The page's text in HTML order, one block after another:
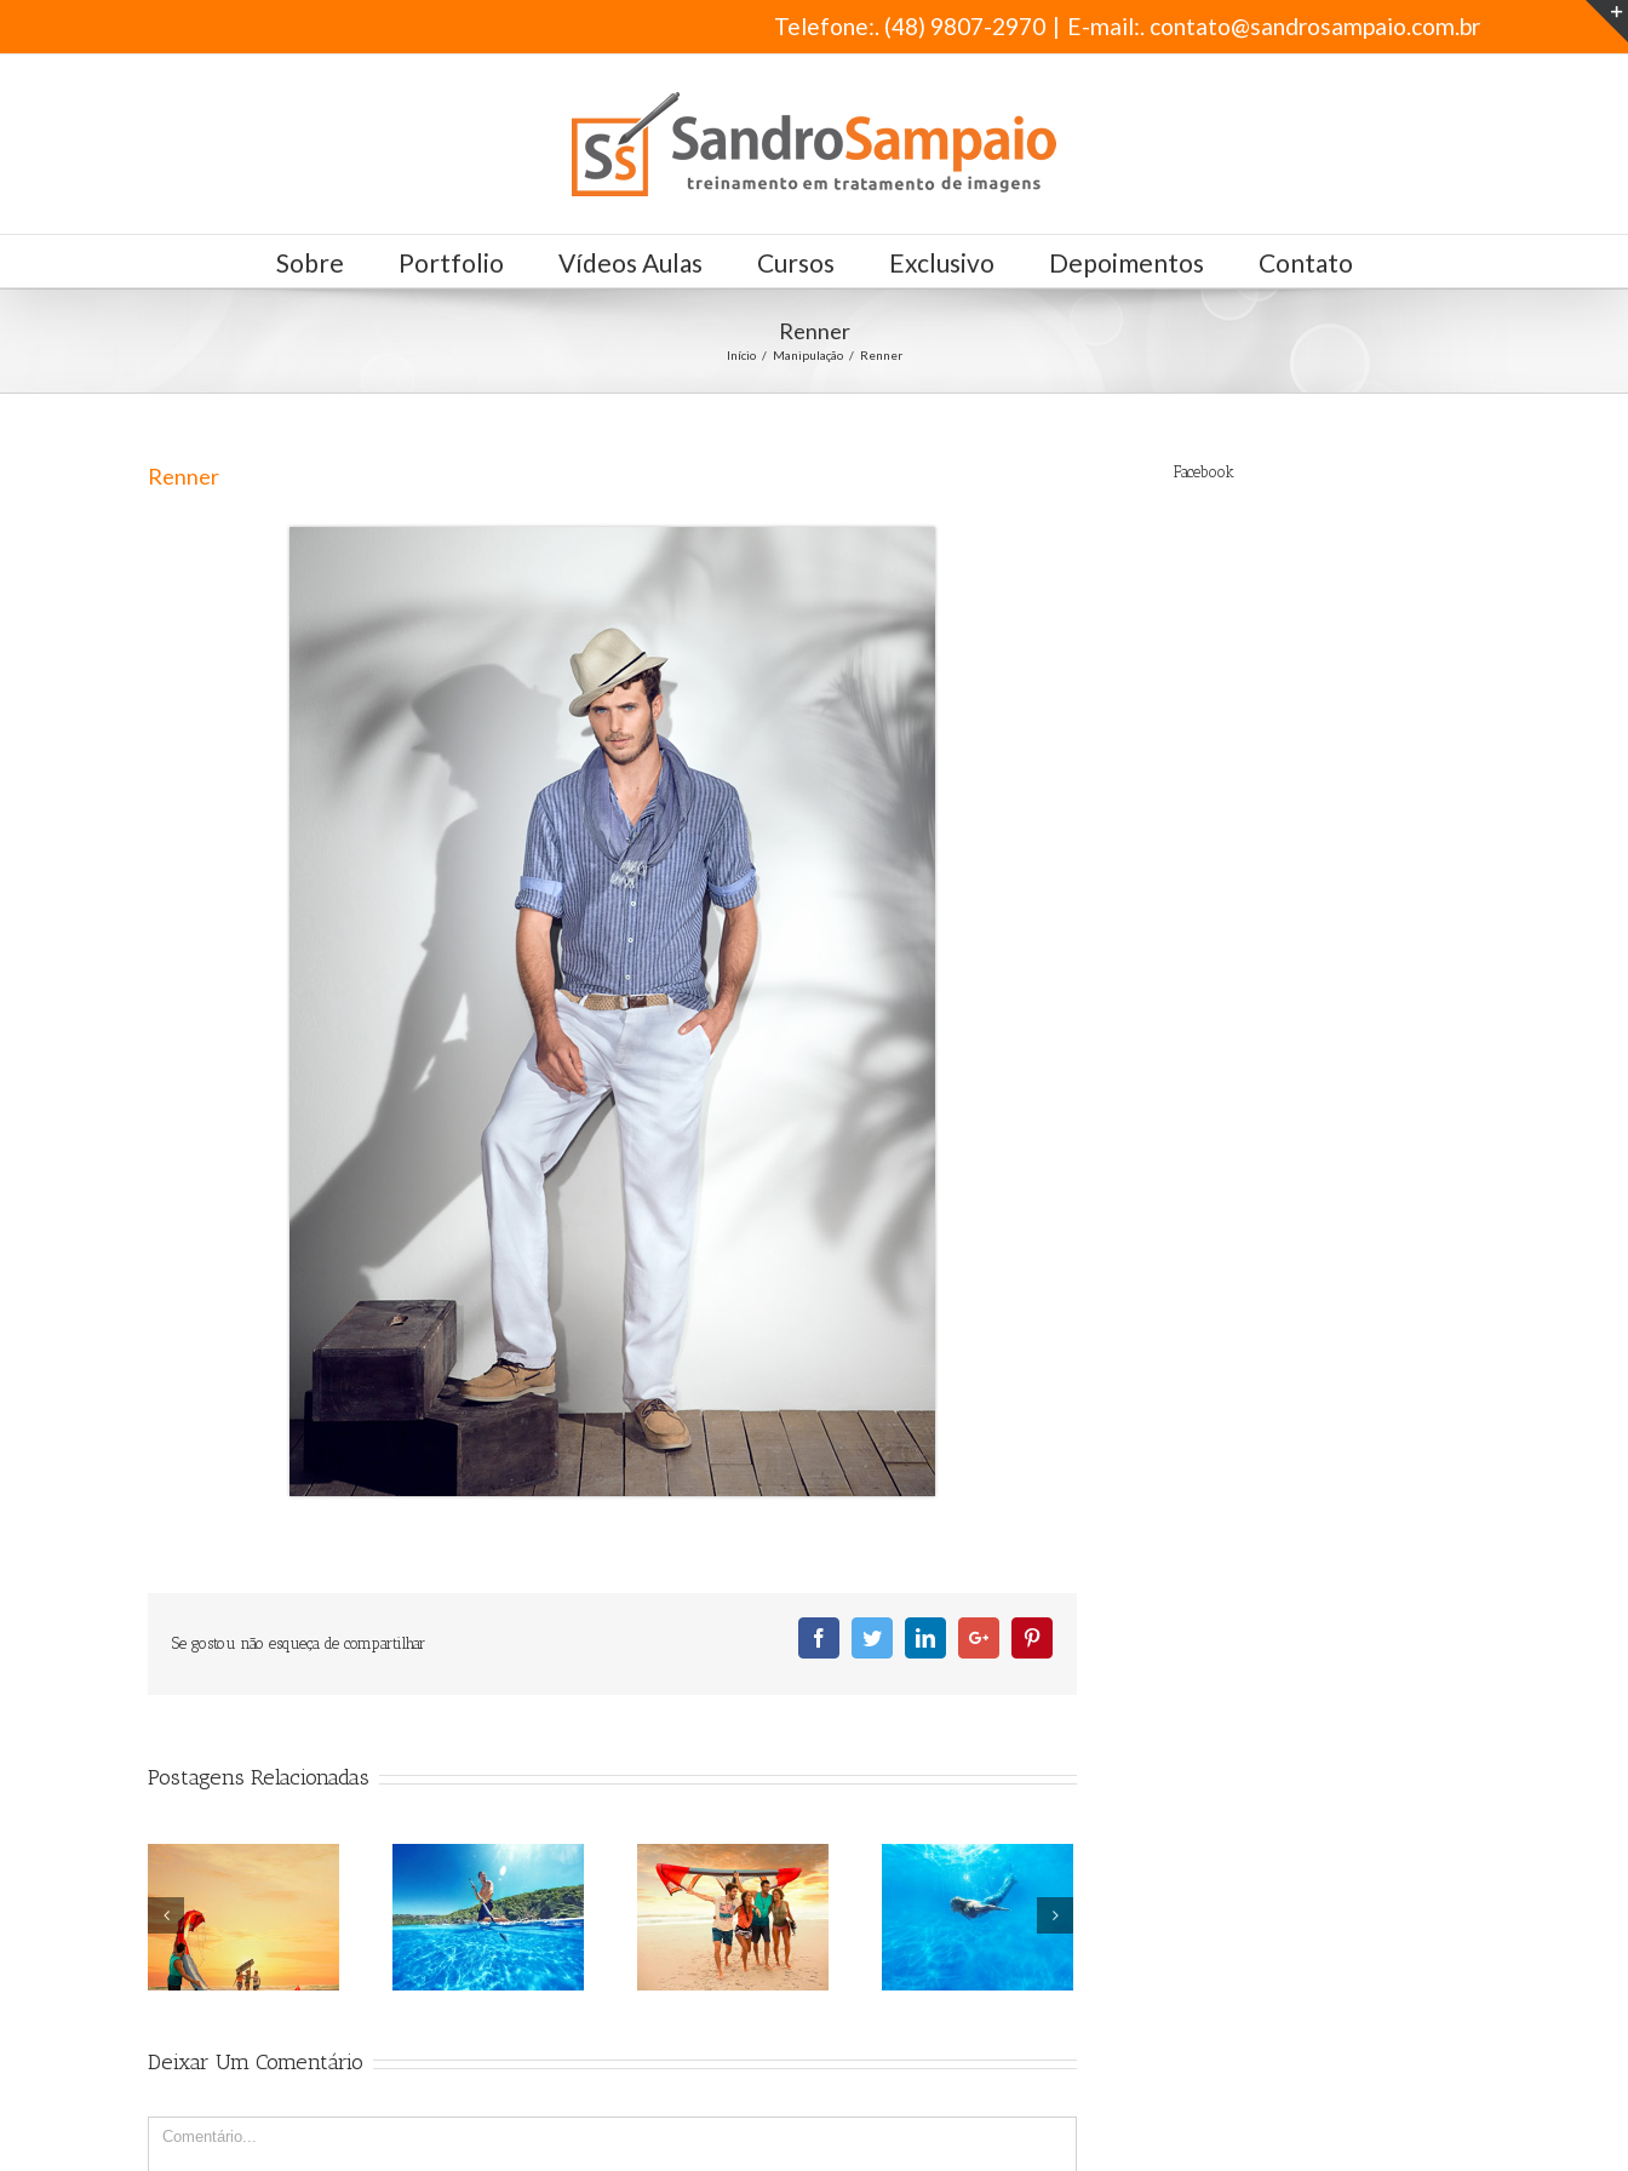
Telefone:. (48) 9807-2970 | E-mail:. contato@sandrosampaio.com.br
Sobre Portfolio Vídeos Aulas Cursos Exclusivo Depoimentos Contato
Renner
Início / Manipulação / Renner
Renner
Se gostou não esqueça de compartilhar FacebookTwitterLinkedinGoogleplus
Postagens Relacionadas
Beagle Beagle Beagle
Deixar Um Comentário
Comment
Facebook